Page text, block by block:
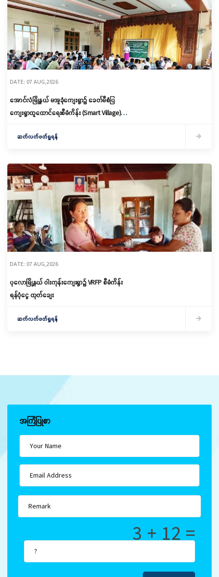
DATE: 07 AUG,2026
အောင်လံမြို့နယ် မအူခုံကျေးရွာ၌ ခေတ်မီစံပြ
ကျေးရွာထူထောင်ရေးစီမံကိန်း (Smart Village)
ဆက်လက်ဖတ်ရှုရန်
DATE: 07 AUG,2026
ပုလောမြို့နယ် ဝါးကုန်းကျေးရွာ၌ ‌VRFP စီမံကိန်း
ရန်ပုံငွေ ထုတ်ချေး
ဆက်လက်ဖတ်ရှုရန်
အကြံပြုစာ
3 + 12 =